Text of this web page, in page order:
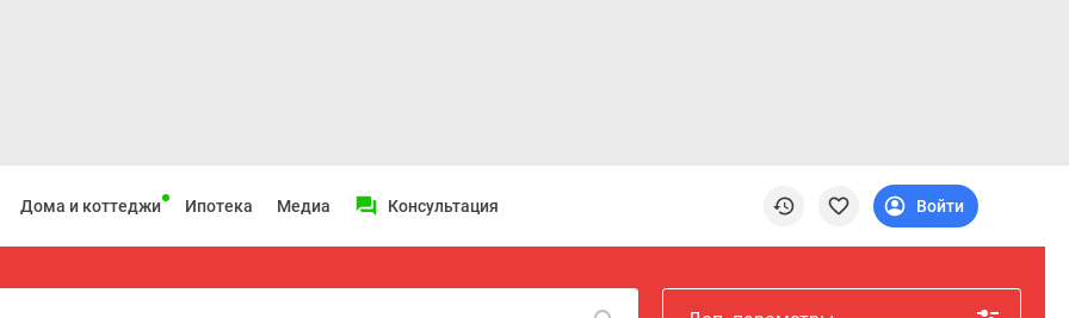
Дома и коттеджи Ипотека Медиа Консультация Войти